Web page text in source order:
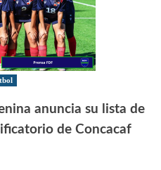
anuncia su lista de
de Concacaf